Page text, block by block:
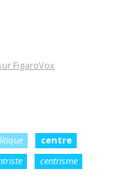
FigaroVox
centre
centrisme